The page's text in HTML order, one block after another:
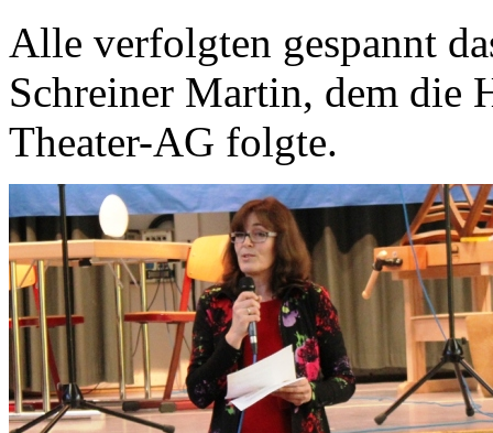
Alle verfolgten gespannt
Schreiner Martin, dem die
Theater-AG folgte.